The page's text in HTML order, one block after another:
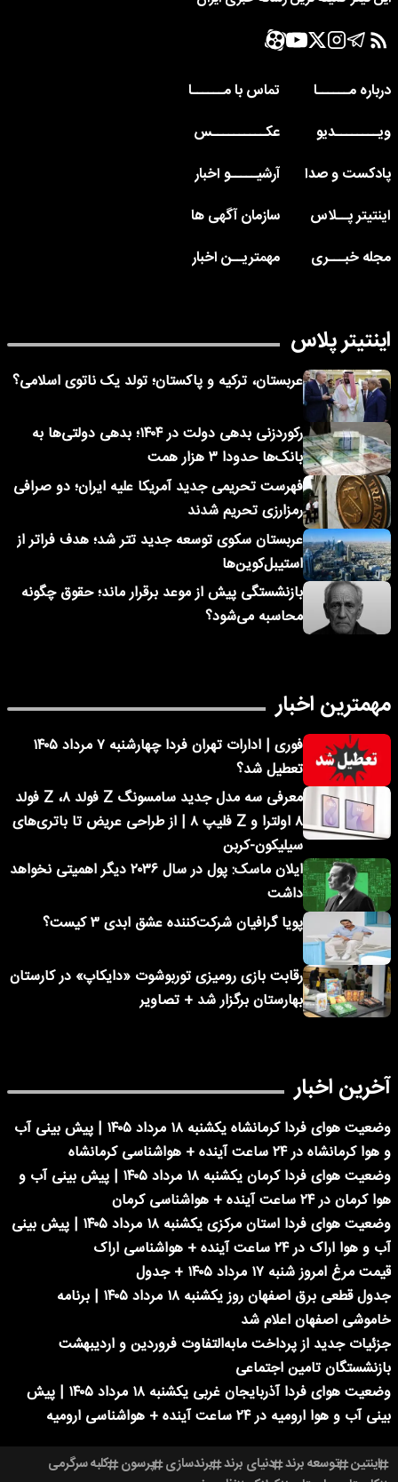
درباره مــــــا
تماس با مــــــا
ویــــــــدیو
عکــــــــــس
پادکست و صدا
آرشیـــــو اخبار
اینتیتر پــلاس
سازمان آگهی ها
مجله خبـــری
مهمتریــن اخبار
اینتیتر پلاس
عربستان، ترکیه و پاکستان؛ تولد یک ناتوی اسلامی؟
رکوردزنی بدهی دولت در ۱۴۰۴؛ بدهی دولتی‌ها به
بانک‌ها حدودا ۳ هزار همت
فهرست تحریمی جدید آمریکا علیه ایران؛ دو صرافی
رمزارزی تحریم شدند
عربستان سکوی توسعه جدید تتر شد؛ هدف فراتر از
استیبل‌کوین‌ها
بازنشستگی پیش از موعد برقرار ماند؛ حقوق چگونه
محاسبه می‌شود؟
مهمترین اخبار
فوری | ادارات تهران فردا چهارشنبه ۷ مرداد ۱۴۰۵
تعطیل شد؟
معرفی سه مدل جدید سامسونگ Z فولد ۸، Z فولد
۸ اولترا و Z فلیپ ۸ | از طراحی عریض تا باتری‌های
سیلیکون-کربن
ایلان ماسک: پول در سال ۲۰۳۶ دیگر اهمیتی نخواهد
داشت
پویا گرافیان شرکت‌کننده عشق ابدی ۳ کیست؟
رقابت بازی رومیزی توربوشوت «دایکاپ» در کارستان
بهارستان برگزار شد + تصاویر
آخرین اخبار
وضعیت هوای فردا کرمانشاه یکشنبه ۱۸ مرداد ۱۴۰۵ | پیش بینی آب
و هوا کرمانشاه در ۲۴ ساعت آینده + هواشناسی کرمانشاه
وضعیت هوای فردا کرمان یکشنبه ۱۸ مرداد ۱۴۰۵ | پیش بینی آب و
هوا کرمان در ۲۴ ساعت آینده + هواشناسی کرمان
وضعیت هوای فردا استان مرکزی یکشنبه ۱۸ مرداد ۱۴۰۵ | پیش بینی
آب و هوا اراک در ۲۴ ساعت آینده + هواشناسی اراک
قیمت مرغ امروز شنبه ۱۷ مرداد ۱۴۰۵ + جدول
جدول قطعی برق اصفهان روز یکشنبه ۱۸ مرداد ۱۴۰۵ | برنامه
خاموشی اصفهان اعلام شد
جزئیات جدید از پرداخت مابه‌التفاوت فروردین و اردیبهشت
بازنشستگان تامین اجتماعی
وضعیت هوای فردا آذربایجان غربی یکشنبه ۱۸ مرداد ۱۴۰۵ | پیش
بینی آب و هوا ارومیه در ۲۴ ساعت آینده + هواشناسی ارومیه
اینتین توسعه برند دنیای برند برندسازی پرسون کلبه سرگرمی